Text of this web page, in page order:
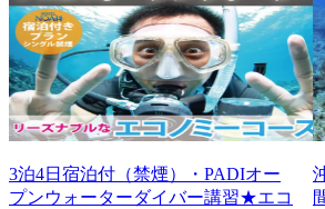
3泊4日宿泊付（禁煙）・PADIオー
プンウォーターダイバー講習★エコ